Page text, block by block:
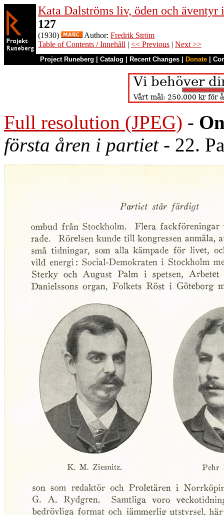
Kata Dalströms liv, öden och
127
(1930) Author: Fredrik Ström
Table of Contents / Innehåll | << Previous | Next >>
Project Runeberg Catalog Recent Changes Donate
Full resolution (JPEG) -
första åren i partiet- 22.